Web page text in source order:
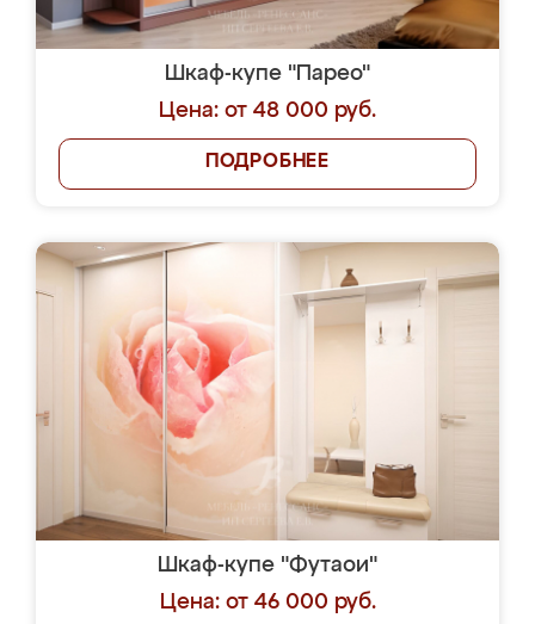
Шкаф-купе "Парео"
Цена: от 48 000 руб.
ПОДРОБНЕЕ
Шкаф-купе "Футаои"
Цена: от 46 000 руб.